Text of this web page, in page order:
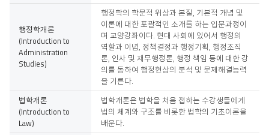
행정학개론
(Introduction to
Administration
Studies)
행정학의 학문적 위상과 본질, 기본적 개념 및
이론에 대한 포괄적인 소개를 하는 입문과정이
며 교양강좌이다. 현대 사회에 있어서 행정의
역할과 이념, 정책결정과 행정기획, 행정조직
론, 인사 및 재무행정론, 행정 책임 등에 대한 강
의를 통하여 행정현상의 분석 및 문제해결능력
을 기른다.
법학개론
(Introduction to
Law)
법학개론은 법학을 처음 접하는 수강생들에게
법의 체계와 구조를 비롯한 법학의 기초이론을
배운다.